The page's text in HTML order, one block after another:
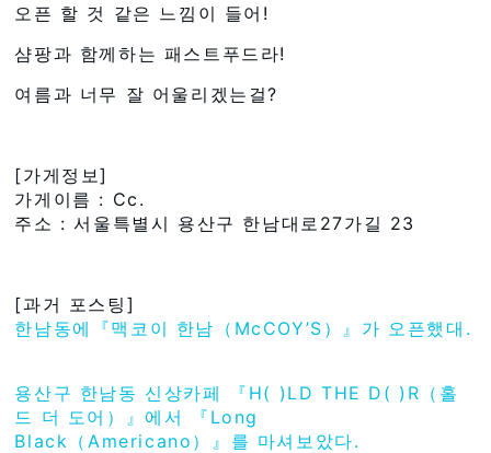
오픈 할 것 같은 느낌이 들어!
샴팡과 함께하는 패스트푸드라!
여름과 너무 잘 어울리겠는걸?
[가게정보]
가게이름 : Cc.
주소 : 서울특별시 용산구 한남대로27가길 23
[과거 포스팅]
한남동에『맥코이 한남（McCOY’S）』가 오픈했대.
용산구 한남동 신상카페 『H( )LD THE D( )R（홀
드 더 도어）』에서 『Long
Black（Americano）』를 마셔보았다.